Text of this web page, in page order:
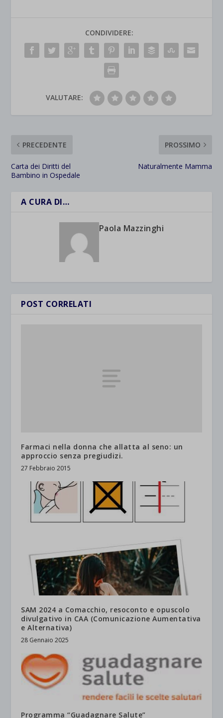
CONDIVIDERE:
VALUTARE:
PRECEDENTE
Carta dei Diritti del
Bambino in Ospedale
PROSSIMO
Naturalmente Mamma
A CURA DI…
Paola Mazzinghi
POST CORRELATI
Farmaci nella donna che allatta al seno: un
approccio senza pregiudizi.
27 Febbraio 2015
SAM 2024 a Comacchio, resoconto e opuscolo
divulgativo in CAA (Comunicazione Aumentativa
e Alternativa)
28 Gennaio 2025
Programma “Guadagnare Salute”